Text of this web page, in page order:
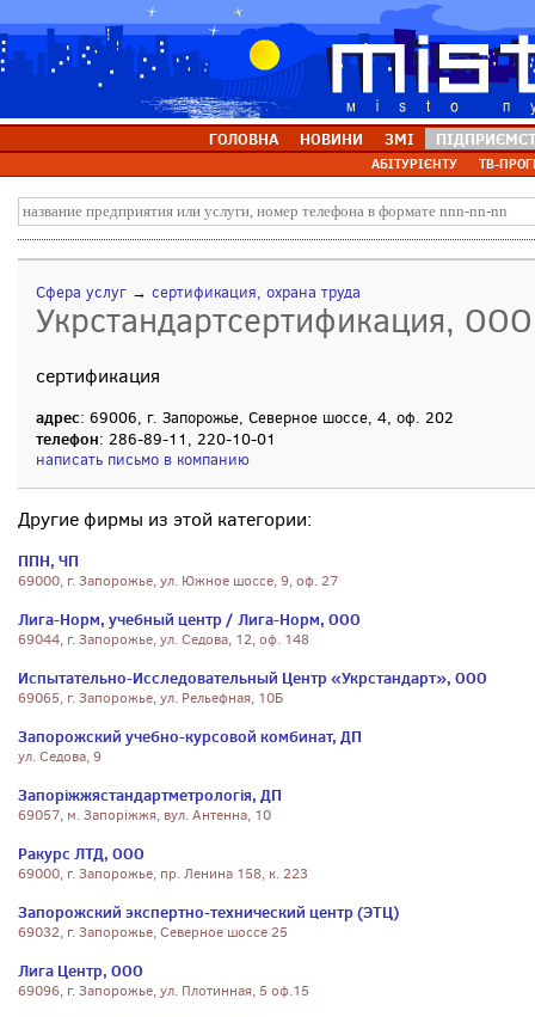
ГОЛОВНА НОВИНИ ЗМІ
АБІТУРІЄНТУ ТВ-
Сфера услуг → сертификация, охрана труда
Укрстандартсертификация, ООО
сертификация
адрес: 69006, г. Запорожье, Северное шоссе, 4, оф. 202
телефон: 286-89-11, 220-10-01
написать письмо в компанию
Другие фирмы из этой категории:
ППН, ЧП
69000, г. Запорожье, ул. Южное шоссе, 9, оф. 27
Лига-Норм, учебный центр / Лига-Норм, ООО
69044, г. Запорожье, ул. Седова, 12, оф. 148
Испытательно-Исследовательный Центр «Укрстандарт», ООО
69065, г. Запорожье, ул. Рельефная, 10Б
Запорожский учебно-курсовой комбинат, ДП
ул. Седова, 9
Запоріжжястандартметрологія, ДП
69057, м. Запоріжжя, вул. Антенна, 10
Ракурс ЛТД, ООО
69000, г. Запорожье, пр. Ленина 158, к. 223
Запорожский экспертно-технический центр (ЭТЦ)
69032, г. Запорожье, Северное шоссе 25
Лига Центр, ООО
69096, г. Запорожье, ул. Плотинная, 5 оф.15